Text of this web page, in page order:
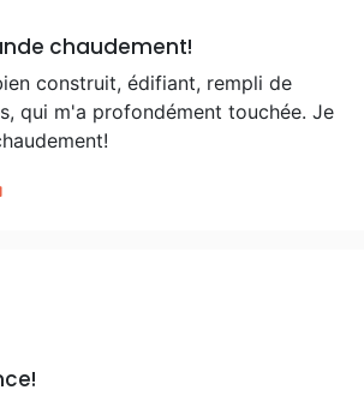
chaudement!
construit, édifiant, rempli de
qui m'a profondément touchée. Je